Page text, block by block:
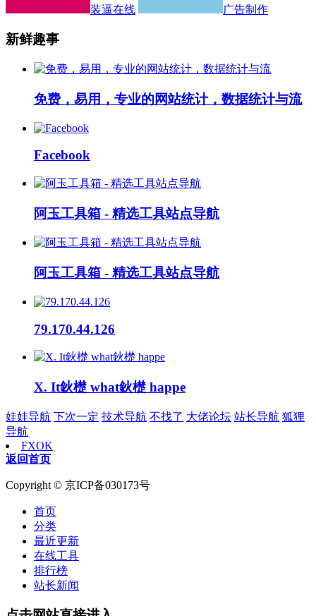
装逼在线 广告制作
新鲜趣事
免费，易用，专业的网站统计，数据统计与流
Facebook
阿玉工具箱 - 精选工具站点导航
阿玉工具箱 - 精选工具站点导航
79.170.44.126
X. It鈥檚 what鈥檚 happe
娃娃导航 下次一定 技术导航 不找了 大佬论坛 站长导航 狐狸
导航
FXOK
返回首页
Copyright © 京ICP备030173号
首页
分类
最近更新
在线工具
排行榜
站长新闻